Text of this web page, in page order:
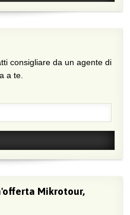
consigliare da un agente di
a te.
Mikrotour,